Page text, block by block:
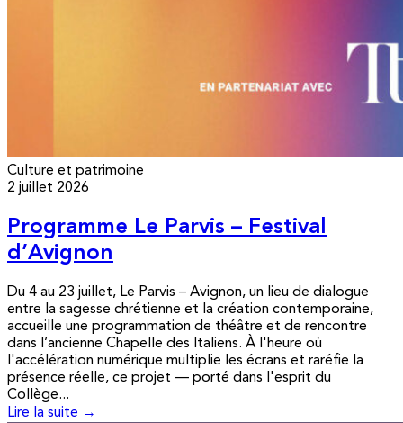
Culture et patrimoine
2 juillet 2026
Programme Le Parvis – Festival
d’Avignon
Du 4 au 23 juillet, Le Parvis – Avignon, un lieu de dialogue
entre la sagesse chrétienne et la création contemporaine,
accueille une programmation de théâtre et de rencontre
dans l’ancienne Chapelle des Italiens. À l'heure où
l'accélération numérique multiplie les écrans et raréfie la
présence réelle, ce projet — porté dans l'esprit du
Collège...
Lire la suite →